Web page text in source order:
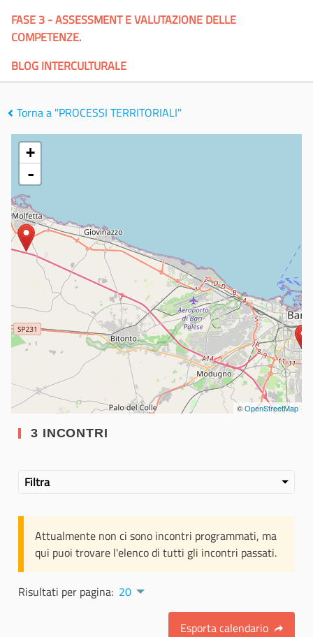
FASE 3 - ASSESSMENT E VALUTAZIONE DELLE
COMPETENZE.
BLOG INTERCULTURALE
Torna a "PROCESSI TERRITORIALI"
+
-
©OpenStreetMap
3 INCONTRI
Filtra
Attualmente non ci sono incontri programmati, ma
qui puoi trovare l'elenco di tutti gli incontri passati.
Risultati per pagina: 20
Esporta calendario